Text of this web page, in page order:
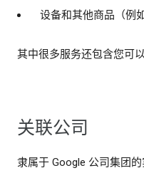
设备和其他商品（例
其中很多服务还包含您可
关联公司
隶属于 Google 公司集团